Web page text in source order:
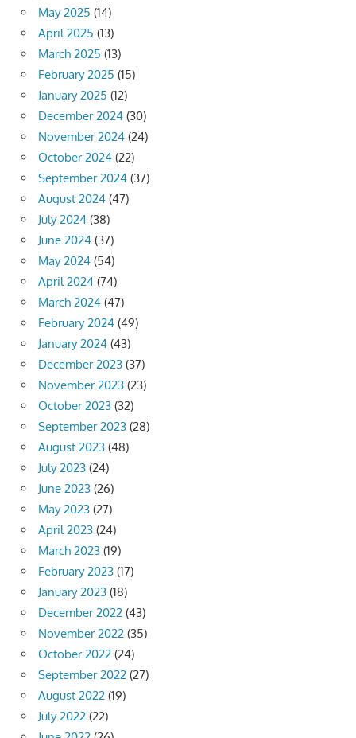
May 2025 (14)
April 2025 (13)
March 2025 (13)
February 2025 (15)
January 2025 (12)
December 2024 (30)
November 2024 (24)
October 2024 (22)
September 2024 (37)
August 2024 (47)
July 2024 (38)
June 2024 (37)
May 2024 (54)
April 2024 (74)
March 2024 (47)
February 2024 (49)
January 2024 (43)
December 2023 (37)
November 2023 (23)
October 2023 (32)
September 2023 (28)
August 2023 (48)
July 2023 (24)
June 2023 (26)
May 2023 (27)
April 2023 (24)
March 2023 (19)
February 2023 (17)
January 2023 (18)
December 2022 (43)
November 2022 (35)
October 2022 (24)
September 2022 (27)
August 2022 (19)
July 2022 (22)